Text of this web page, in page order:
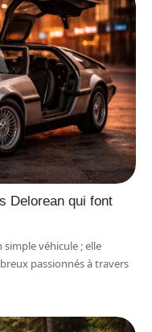
Delorean qui font
véhicule ; elle
passionnés à travers